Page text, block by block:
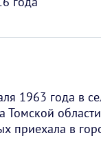
1963 года в
Томской
приехала в